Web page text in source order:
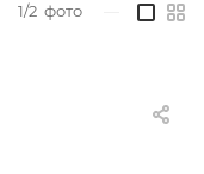
1/2 фото